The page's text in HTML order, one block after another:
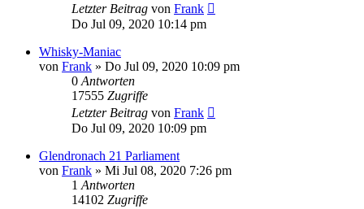
Letzter Beitrag von Frank
Do Jul 09, 2020 10:14 pm
Whisky-Maniac
von Frank » Do Jul 09, 2020 10:09 pm
0Antworten
17555 Zugriffe
Letzter Beitrag von Frank
Do Jul 09, 2020 10:09 pm
Glendronach 21 Parliament
von Frank » Mi Jul 08, 2020 7:26 pm
1Antworten
14102 Zugriffe